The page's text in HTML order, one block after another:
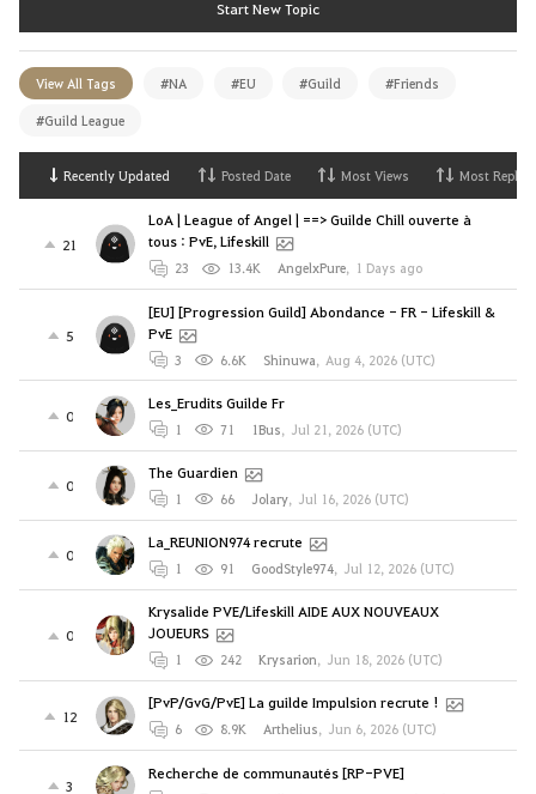
Start New Topic
View All Tags #NA #EU #Guild #Friends
#Guild League
Recently Updated Posted Date Most Views Most Replies
21
LoA | League of Angel | ==> Guilde Chill ouverte à
tous : PvE, Lifeskill
23 13.4K AngelxPure, 1 Days ago
5
[EU] [Progression Guild] Abondance - FR - Lifeskill &
PvE
3 6.6K Shinuwa, Aug 4, 2026 (UTC)
0
Les_Erudits Guilde Fr
1 71 1Bus, Jul 21, 2026 (UTC)
0
The Guardien
1 66 Jolary, Jul 16, 2026 (UTC)
0
La_REUNION974 recrute
1 91 GoodStyle974, Jul 12, 2026 (UTC)
0
Krysalide PVE/Lifeskill AIDE AUX NOUVEAUX
JOUEURS
1 242 Krysarion, Jun 18, 2026 (UTC)
12
[PvP/GvG/PvE] La guilde Impulsion recrute !
6 8.9K Arthelius, Jun 6, 2026 (UTC)
3
Recherche de communautés [RP-PVE]